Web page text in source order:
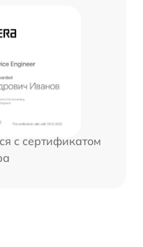
с сертификатом